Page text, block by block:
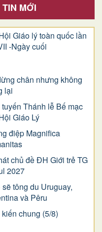
TIN MỚI
Giáo lý toàn quốc lần
-Ngày cuối
chân nhưng không
lại
Thánh lễ Bế mạc
Giáo Lý
điệp Magnifica
chủ đề ĐH Giới trẻ TG
2027
tông du Uruguay,
và Pêru
chung (5/8)